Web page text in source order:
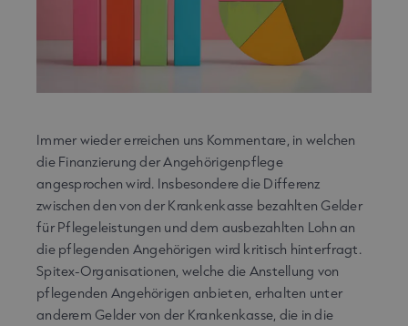
Immer wieder erreichen uns Kommentare, in welchen
die Finanzierung der Angehörigenpflege
angesprochen wird. Insbesondere die Differenz
zwischen den von der Krankenkasse bezahlten Gelder
für Pflegeleistungen und dem ausbezahlten Lohn an
die pflegenden Angehörigen wird kritisch hinterfragt.
Spitex-Organisationen, welche die Anstellung von
pflegenden Angehörigen anbieten, erhalten unter
anderem Gelder von der Krankenkasse, die in die